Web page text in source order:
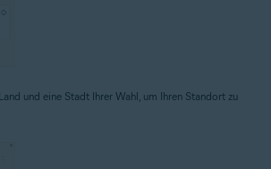
und eine Stadt Ihrer Wahl, um Ihren Standort zu